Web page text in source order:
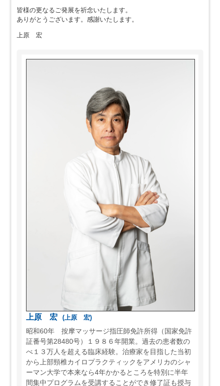
皆様の更なるご発展を祈念いたします。
ありがとうございます。感謝いたします。
上原 宏
上原 宏
(上原 宏)
昭和60年 按摩マッサージ指圧師免許所得（国家免許
証番号第28480号）１９８６年開業。過去の患者数の
べ１３万人を超える臨床経験。治療家を目指した当初
から上部頸椎カイロプラクティックをアメリカのシャ
ーマン大学で本来なら4年かかるところを特別に半年
間集中プログラムを受講することができ修了証も授与